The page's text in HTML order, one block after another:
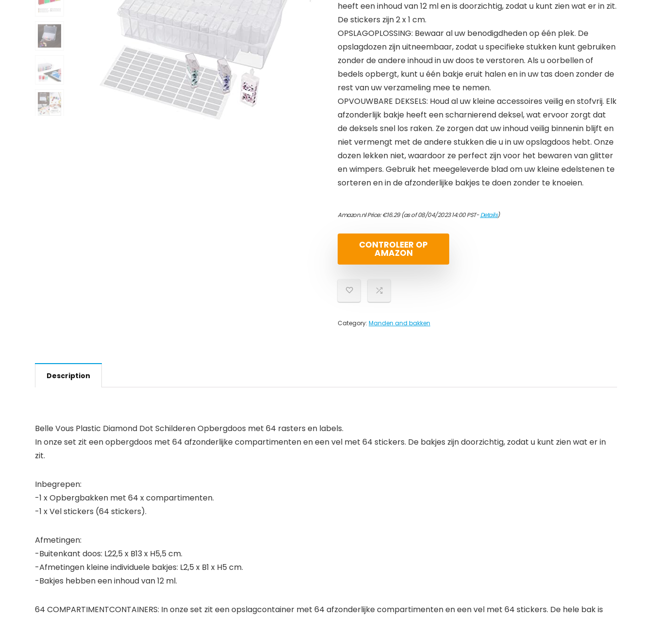
heeft een inhoud van 12 ml en is doorzichtig, zodat u kunt zien wat er in zit.
De stickers zijn 2 x 1 cm.
OPSLAGOPLOSSING: Bewaar al uw benodigdheden op één plek. De
opslagdozen zijn uitneembaar, zodat u specifieke stukken kunt gebruiken
zonder de andere inhoud in uw doos te verstoren. Als u oorbellen of
bedels opbergt, kunt u één bakje eruit halen en in uw tas doen zonder de
rest van uw verzameling mee te nemen.
OPVOUWBARE DEKSELS: Houd al uw kleine accessoires veilig en stofvrij. Elk
afzonderlijk bakje heeft een scharnierend deksel, wat ervoor zorgt dat
de deksels snel los raken. Ze zorgen dat uw inhoud veilig binnenin blijft en
niet vermengt met de andere stukken die u in uw opslagdoos hebt. Onze
dozen lekken niet, waardoor ze perfect zijn voor het bewaren van glitter
en wimpers. Gebruik het meegeleverde blad om uw kleine edelstenen te
sorteren en in de afzonderlijke bakjes te doen zonder te knoeien.
Amazon.nl Price:€16.29(as of 08/04/2023 14:00 PST-Details)
CONTROLEER OP
AMAZON
Category: Manden and bakken
Description
Belle Vous Plastic Diamond Dot Schilderen Opbergdoos met 64 rasters en labels.
In onze set zit een opbergdoos met 64 afzonderlijke compartimenten en een vel met 64 stickers. De bakjes zijn doorzichtig, zodat u kunt zien wat er in
zit.
Inbegrepen:
-1 x Opbergbakken met 64 x compartimenten.
-1 x Vel stickers (64 stickers).
Afmetingen:
-Buitenkant doos: L22,5 x B13 x H5,5 cm.
-Afmetingen kleine individuele bakjes: L2,5 x B1 x H5 cm.
-Bakjes hebben een inhoud van 12 ml.
64 COMPARTIMENTCONTAINERS: In onze set zit een opslagcontainer met 64 afzonderlijke compartimenten en een vel met 64 stickers. De hele bak is